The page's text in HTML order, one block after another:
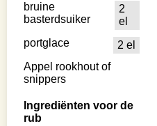
bruine
basterdsuiker
2
el
portglace
2 el
Appel rookhout of
snippers
Ingrediënten voor de
rub